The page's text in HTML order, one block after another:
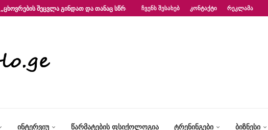
„ᲪᲮᲝᲕᲠᲔᲑᲘᲡ ᲨᲔᲪᲕᲚᲐ ᲒᲘᲜᲓᲐᲗ ᲓᲐ ᲗᲐᲜᲐᲪ ᲡᲬᲠᲐᲤᲐᲓ?“ – ᲤᲡᲘᲥᲝᲚᲝᲒᲘᲡ...
ᲩᲕᲔᲜᲡ ᲨᲔᲡᲐᲮᲔᲑ ᲙᲝᲜᲢᲐᲥᲢᲘ ᲠᲔᲙᲚᲐᲛᲐ
ᲘᲜᲢᲔᲠᲕᲘᲣ ᲬᲐᲠᲛᲐᲢᲔᲑᲘᲡ ᲤᲡᲘᲥᲝᲚᲝᲒᲘᲐ ᲢᲠᲔᲜᲘᲜᲒᲔᲑᲘ ᲑᲘᲖᲜᲔᲡᲘ